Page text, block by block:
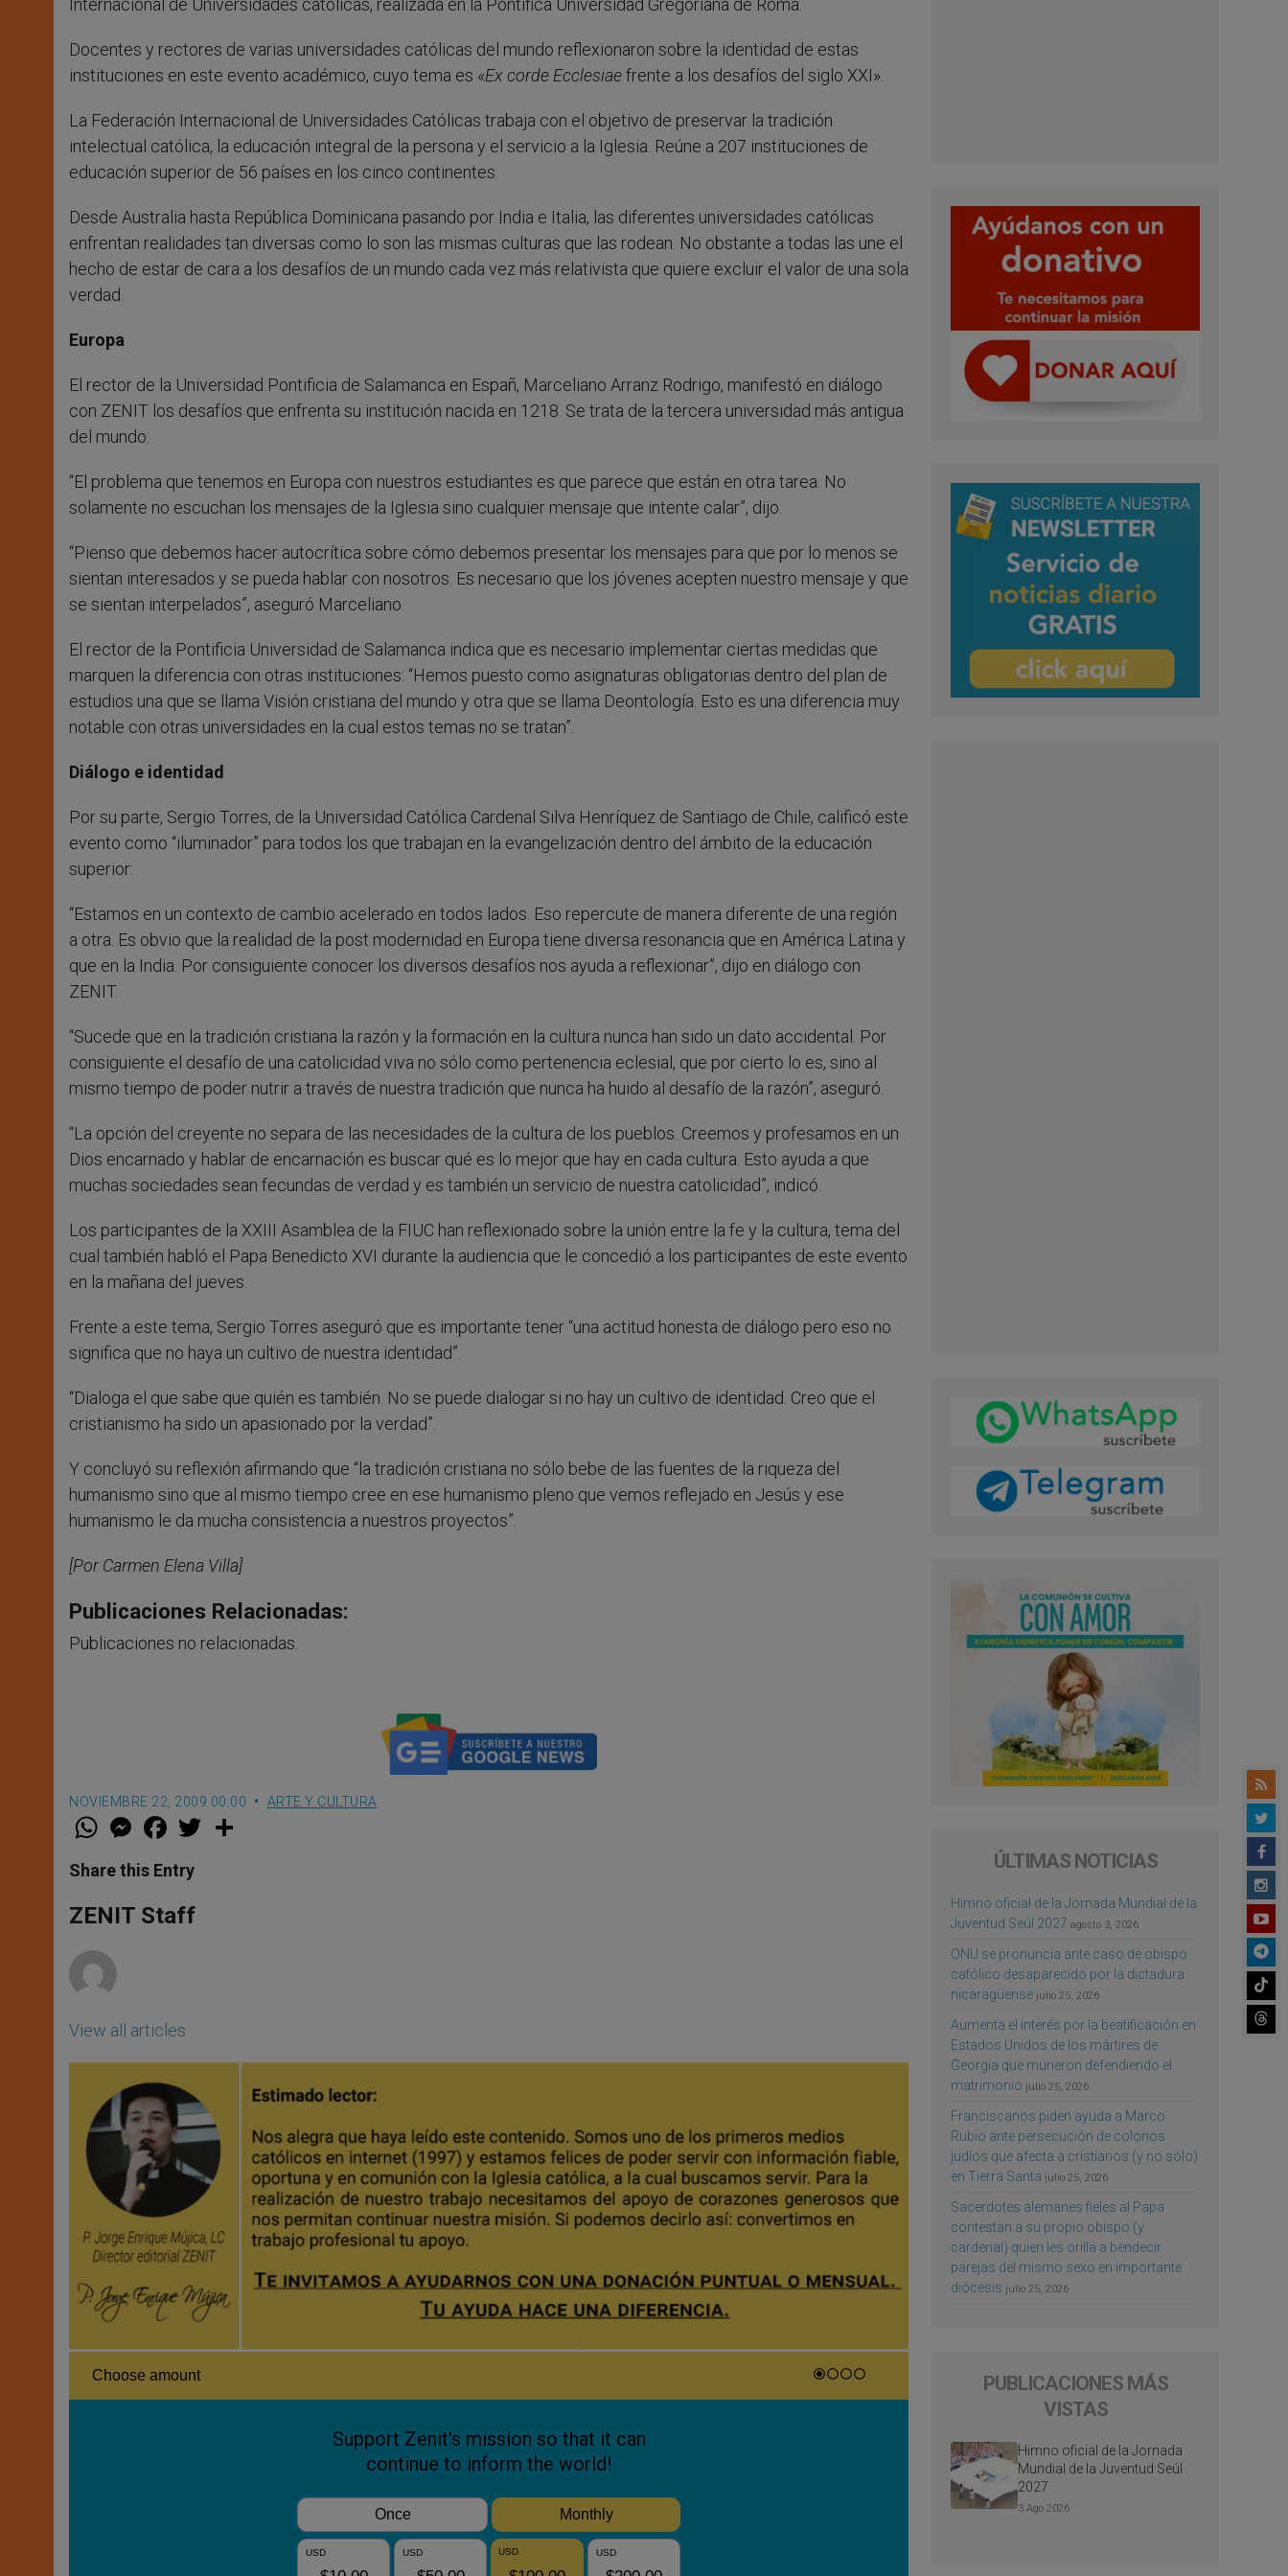
Internacional de Universidades católicas, realizada en la Pontifica Universidad Gregoriana de Roma.
Docentes y rectores de varias universidades católicas del mundo reflexionaron sobre la identidad de estas
instituciones en este evento académico, cuyo tema es «Ex corde Ecclesiaefrente a los desafíos del siglo XXI».
La Federación Internacional de Universidades Católicas trabaja con el objetivo de preservar la tradición
intelectual católica, la educación integral de la persona y el servicio a la Iglesia. Reúne a 207 instituciones de
educación superior de 56 países en los cinco continentes.
Desde Australia hasta República Dominicana pasando por India e Italia, las diferentes universidades católicas
enfrentan realidades tan diversas como lo son las mismas culturas que las rodean. No obstante a todas las une el
hecho de estar de cara a los desafíos de un mundo cada vez más relativista que quiere excluir el valor de una sola
verdad.
Europa
El rector de la Universidad Pontificia de Salamanca en Españ, Marceliano Arranz Rodrigo, manifestó en diálogo
con ZENIT los desafíos que enfrenta su institución nacida en 1218. Se trata de la tercera universidad más antigua
del mundo:
“El problema que tenemos en Europa con nuestros estudiantes es que parece que están en otra tarea. No
solamente no escuchan los mensajes de la Iglesia sino cualquier mensaje que intente calar”, dijo.
“Pienso que debemos hacer autocrítica sobre cómo debemos presentar los mensajes para que por lo menos se
sientan interesados y se pueda hablar con nosotros. Es necesario que los jóvenes acepten nuestro mensaje y que
se sientan interpelados”, aseguró Marceliano.
El rector de la Pontificia Universidad de Salamanca indica que es necesario implementar ciertas medidas que
marquen la diferencia con otras instituciones: “Hemos puesto como asignaturas obligatorias dentro del plan de
estudios una que se llama Visión cristiana del mundo y otra que se llama Deontología. Esto es una diferencia muy
notable con otras universidades en la cual estos temas no se tratan”.
Diálogo e identidad
Por su parte, Sergio Torres, de la Universidad Católica Cardenal Silva Henríquez de Santiago de Chile, calificó este
evento como “iluminador” para todos los que trabajan en la evangelización dentro del ámbito de la educación
superior:
“Estamos en un contexto de cambio acelerado en todos lados. Eso repercute de manera diferente de una región
a otra. Es obvio que la realidad de la post modernidad en Europa tiene diversa resonancia que en América Latina y
que en la India. Por consiguiente conocer los diversos desafíos nos ayuda a reflexionar”, dijo en diálogo con
ZENIT.
“Sucede que en la tradición cristiana la razón y la formación en la cultura nunca han sido un dato accidental. Por
consiguiente el desafío de una catolicidad viva no sólo como pertenencia eclesial, que por cierto lo es, sino al
mismo tiempo de poder nutrir a través de nuestra tradición que nunca ha huido al desafío de la razón”, aseguró.
“La opción del creyente no separa de las necesidades de la cultura de los pueblos. Creemos y profesamos en un
Dios encarnado y hablar de encarnación es buscar qué es lo mejor que hay en cada cultura. Esto ayuda a que
muchas sociedades sean fecundas de verdad y es también un servicio de nuestra catolicidad”, indicó.
Los participantes de la XXIII Asamblea de la FIUC han reflexionado sobre la unión entre la fe y la cultura, tema del
cual también habló el Papa Benedicto XVI durante la audiencia que le concedió a los participantes de este evento
en la mañana del jueves.
Frente a este tema, Sergio Torres aseguró que es importante tener “una actitud honesta de diálogo pero eso no
significa que no haya un cultivo de nuestra identidad”.
“Dialoga el que sabe que quién es también. No se puede dialogar si no hay un cultivo de identidad. Creo que el
cristianismo ha sido un apasionado por la verdad”.
Y concluyó su reflexión afirmando que “la tradición cristiana no sólo bebe de las fuentes de la riqueza del
humanismo sino que al mismo tiempo cree en ese humanismo pleno que vemos reflejado en Jesús y ese
humanismo le da mucha consistencia a nuestros proyectos”.
[Por Carmen Elena Villa]
Publicaciones Relacionadas:
Publicaciones no relacionadas.
NOVIEMBRE 22, 2009 00:00 ARTE Y CULTURA
W
t
s
p
p
M
e
s
e
g
e
F
a
e
b
o
k
w
Share this Entry
ZENIT Staff
View all articles
ÚLTIMAS NOTICIAS
Himno oficial de la Jornada Mundial de la
Juventud Seúl 2027 agosto 3, 2026
ONU se pronuncia ante caso de obispo
católico desaparecido por la dictadura
nicaragüense julio 25, 2026
Aumenta el interés por la beatificación en
Estados Unidos de los mártires de
Georgia que murieron defendiendo el
matrimonio julio 25, 2026
Franciscanos piden ayuda a Marco
Rubio ante persecución de colonos
judíos que afecta a cristianos (y no sólo)
en Tierra Santa julio 25, 2026
Sacerdotes alemanes fieles al Papa
contestan a su propio obispo (y
cardenal) quien les orilla a bendecir
parejas del mismo sexo en importante
diócesis julio 25, 2026
PUBLICACIONES MÁS
VISTAS
Himno oficial de la Jornada
Mundial de la Juventud Seúl
2027
3 Ago 2026